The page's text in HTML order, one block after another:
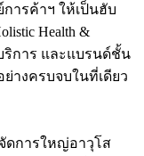
การค้าฯ ให้เป็นฮับ
Health &
บริการ และแบรนด์ชั้น
างครบจบในที่เดียว
ดการใหญ่อาวุโส